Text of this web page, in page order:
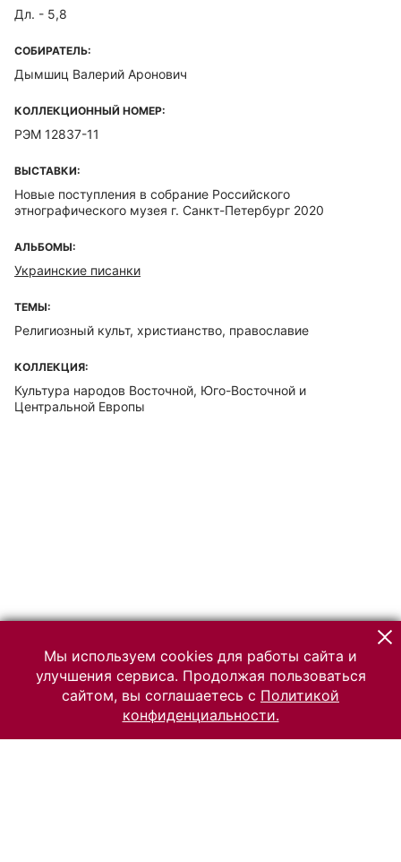
Дл. - 5,8
СОБИРАТЕЛЬ:
Дымшиц Валерий Аронович
КОЛЛЕКЦИОННЫЙ НОМЕР:
РЭМ 12837-11
ВЫСТАВКИ:
Новые поступления в собрание Российского
этнографического музея г. Санкт-Петербург 2020
АЛЬБОМЫ:
Украинские писанки
ТЕМЫ:
Религиозный культ, христианство, православие
КОЛЛЕКЦИЯ:
Культура народов Восточной, Юго-Восточной и
Центральной Европы
Мы используем cookies для работы сайта и
улучшения сервиса. Продолжая пользоваться
сайтом, вы соглашаетесь с Политикой
конфиденциальности.